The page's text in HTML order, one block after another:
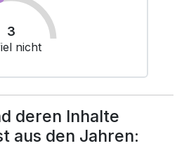
3
nicht
deren Inhalte
aus den Jahren: